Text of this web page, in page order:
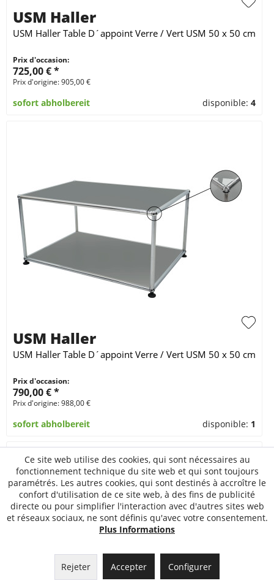
USM Haller
USM Haller Table D´appoint Verre / Vert USM 50 x 50 cm
Prix d'occasion:
725,00 € *
Prix d'origine: 905,00 €
sofort abholbereit disponible:4
USM Haller
USM Haller Table D´appoint Verre / Vert USM 50 x 50 cm
Prix d'occasion:
790,00 € *
Prix d'origine: 988,00 €
sofort abholbereit disponible: 1
Ce site web utilise des cookies, qui sont nécessaires au
fonctionnement technique du site web et qui sont toujours
paramétrés. Les autres cookies, qui sont destinés à accroître le
confort d'utilisation de ce site web, à des fins de publicité
directe ou pour simplifier l'interaction avec d'autres sites web
et réseaux sociaux, ne sont définis qu'avec votre consentement.
Plus Informations
Rejeter Accepter Configurer